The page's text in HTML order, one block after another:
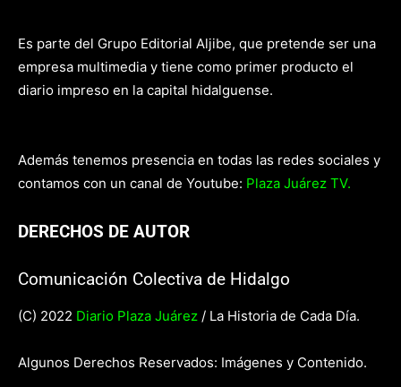
Es parte del Grupo Editorial Aljibe, que pretende ser una
empresa multimedia y tiene como primer producto el
diario impreso en la capital hidalguense.
Además tenemos presencia en todas las redes sociales y
contamos con un canal de Youtube: Plaza Juárez TV.
DERECHOS DE AUTOR
Comunicación Colectiva de Hidalgo
(C) 2022 Diario Plaza Juárez / La Historia de Cada Día.
Algunos Derechos Reservados: Imágenes y Contenido.